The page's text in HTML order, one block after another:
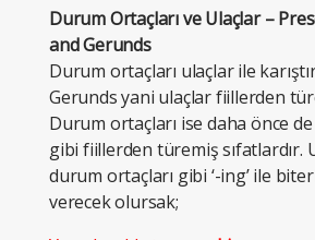
Durum Ortaçları ve Ulaçlar –
and Gerunds
Durum ortaçları ulaçlar ile
Gerunds yani ulaçlar fiillerden
Durum ortaçları ise daha önce
gibi fiillerden türemiş sıfatlardır.
durum ortaçları gibi ‘-ing’ ile
verecek olursak;